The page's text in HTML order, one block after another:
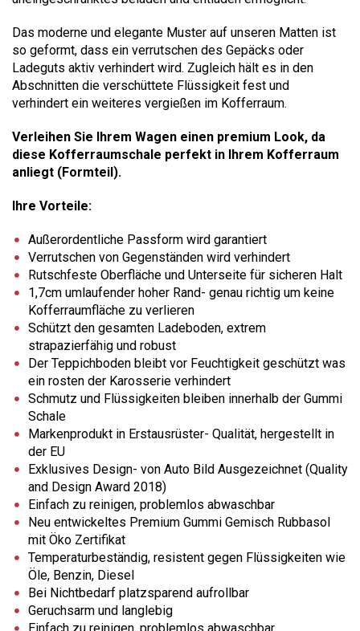
Das moderne und elegante Muster auf unseren Matten ist
so geformt, dass ein verrutschen des Gepäcks oder
Ladeguts aktiv verhindert wird. Zugleich hält es in den
Abschnitten die verschüttete Flüssigkeit fest und
verhindert ein weiteres vergießen im Kofferraum.
Verleihen Sie Ihrem Wagen einen premium Look, da
diese Kofferraumschale perfekt in Ihrem Kofferraum
anliegt (Formteil).
Ihre Vorteile:
Außerordentliche Passform wird garantiert
Verrutschen von Gegenständen wird verhindert
Rutschfeste Oberfläche und Unterseite für sicheren Halt
1,7cm umlaufender hoher Rand- genau richtig um keine
Kofferraumfläche zu verlieren
Schützt den gesamten Ladeboden, extrem
strapazierfähig und robust
Der Teppichboden bleibt vor Feuchtigkeit geschützt was
ein rosten der Karosserie verhindert
Schmutz und Flüssigkeiten bleiben innerhalb der Gummi
Schale
Markenprodukt in Erstausrüster- Qualität, hergestellt in
der EU
Exklusives Design- von Auto Bild Ausgezeichnet (Quality
and Design Award 2018)
Einfach zu reinigen, problemlos abwaschbar
Neu entwickeltes Premium Gummi Gemisch Rubbasol
mit Öko Zertifikat
Temperaturbeständig, resistent gegen Flüssigkeiten wie
Öle, Benzin, Diesel
Bei Nichtbedarf platzsparend aufrollbar
Geruchsarm und langlebig
Einfach zu reinigen, problemlos abwaschbar